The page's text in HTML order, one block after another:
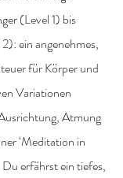
(Level 1) bis
ein angenehmes,
für Körper und
Variationen
Atmung
‘Meditation in
erfährst ein tiefes,